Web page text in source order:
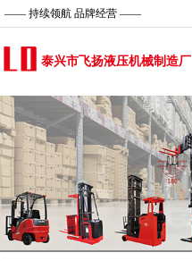
—— 持续领航 品牌经营 ——
泰兴市飞扬液压机械制造厂